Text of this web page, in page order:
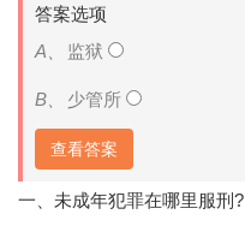
答案选项
A、
监狱
B、 少管所
查看答案
一、未成年犯罪在哪里服刑?